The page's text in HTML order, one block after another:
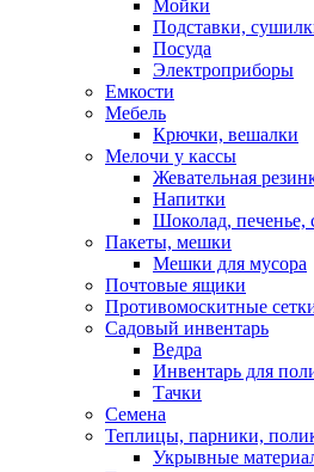
Мойки
Подставки,
Посуда
Электроприборы
Емкости
Мебель
Крючки, вешалки
Мелочи у кассы
Жевательная
Напитки
Шоколад, печенье,
Пакеты, мешки
Мешки для мусора
Почтовые ящики
Противомоскитные
Садовый инвентарь
Ведра
Инвентарь для
Тачки
Семена
Теплицы, парники,
Укрывные